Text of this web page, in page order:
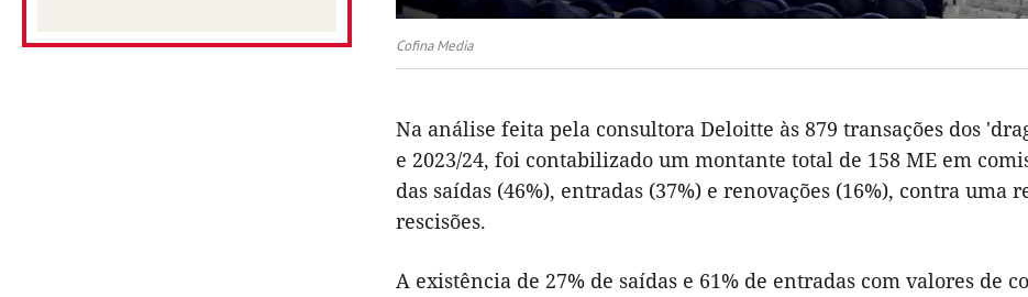
Cofina Media
Na análise feita pela consultora Deloitte às 879 transações dos
e 2023/24, foi contabilizado um montante total de 158 ME em
das saídas (46%), entradas (37%) e renovações (16%), contra
rescisões.
A existência de 27% de saídas e 61% de entradas com valores de